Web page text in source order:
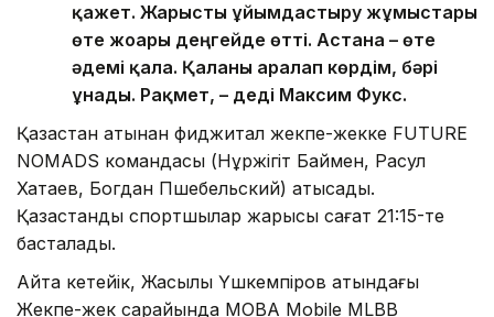
қажет. Жарысты ұйымдастыру жұмыстары
өте жоғары деңгейде өтті. Астана – өте
әдемі қала. Қаланы аралап көрдім, бәрі
ұнады. Рақмет, – деді Максим Фукс.
Қазақстан атынан фиджитал жекпе-жекке FUTURE
NOMADS командасы (Нұржігіт Баймен, Расул
Хатаев, Богдан Пшебельский) қатысады.
Қазақстандық спортшылар жарысы сағат 21:15-те
басталады.
Айта кетейік, Жақсылық Үшкемпіров атындағы
Жекпе-жек сарайында MOBA Mobile MLBB